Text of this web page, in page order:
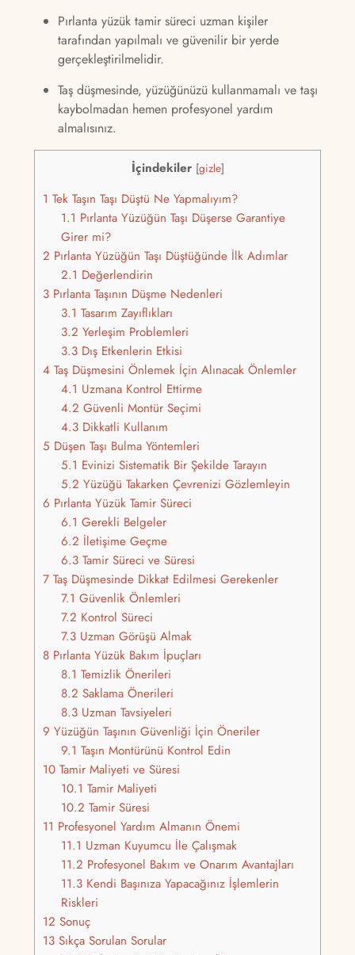
Pırlanta yüzük tamir süreci uzman kişiler
tarafından yapılmalı ve güvenilir bir yerde
gerçekleştirilmelidir.
Taş düşmesinde, yüzüğünüzü kullanmamalı ve taşı
kaybolmadan hemen profesyonel yardım
almalısınız.
İçindekiler [gizle]
1 Tek Taşın Taşı Düştü Ne Yapmalıyım?
1.1 Pırlanta Yüzüğün Taşı Düşerse Garantiye
Girer mi?
2 Pırlanta Yüzüğün Taşı Düştüğünde İlk Adımlar
2.1 Değerlendirin
3 Pırlanta Taşının Düşme Nedenleri
3.1 Tasarım Zayıflıkları
3.2 Yerleşim Problemleri
3.3Dış Etkenlerin Etkisi
4 Taş Düşmesini Önlemek İçin Alınacak Önlemler
4.1 Uzmana Kontrol Ettirme
4.2 Güvenli Montür Seçimi
4.3Dikkatli Kullanım
5 Düşen Taşı Bulma Yöntemleri
5.1 Evinizi Sistematik Bir Şekilde Tarayın
5.2 Yüzüğü Takarken Çevrenizi Gözlemleyin
6 Pırlanta Yüzük Tamir Süreci
6.1 Gerekli Belgeler
6.2 İletişime Geçme
6.3Tamir Süreci ve Süresi
7 Taş Düşmesinde Dikkat Edilmesi Gerekenler
7.1 Güvenlik Önlemleri
7.2 Kontrol Süreci
7.3Uzman Görüşü Almak
8 Pırlanta Yüzük Bakım İpuçları
8.1 Temizlik Önerileri
8.2 Saklama Önerileri
8.3Uzman Tavsiyeleri
9 Yüzüğün Taşının Güvenliği İçin Öneriler
9.1 Taşın Montürünü Kontrol Edin
10 Tamir Maliyeti ve Süresi
10.1 Tamir Maliyeti
10.2 Tamir Süresi
11 Profesyonel Yardım Almanın Önemi
11.1 Uzman Kuyumcu İle Çalışmak
11.2 Profesyonel Bakım ve Onarım Avantajları
11.3Kendi Başınıza Yapacağınız İşlemlerin
Riskleri
12 Sonuç
13 Sıkça Sorulan Sorular